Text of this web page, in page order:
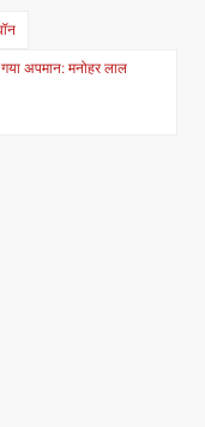
गया अपमान: मनोहर लाल